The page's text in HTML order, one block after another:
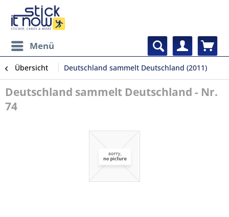
Menü
Übersicht Deutschland sammelt Deutschland (2011)
Deutschland sammelt Deutschland - Nr.
74